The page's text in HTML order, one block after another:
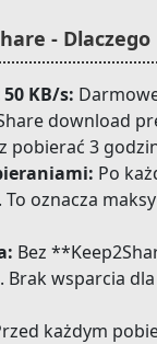
-
KB/s:
download
pobierać 3
Po
oznacza
Bez
wsparcia
każdym